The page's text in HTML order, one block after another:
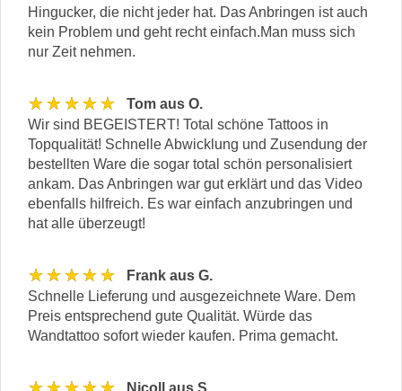
Hingucker, die nicht jeder hat. Das Anbringen ist auch
kein Problem und geht recht einfach.Man muss sich
nur Zeit nehmen.
★★★★★
Tom aus O.
Wir sind BEGEISTERT! Total schöne Tattoos in
Topqualität! Schnelle Abwicklung und Zusendung der
bestellten Ware die sogar total schön personalisiert
ankam. Das Anbringen war gut erklärt und das Video
ebenfalls hilfreich. Es war einfach anzubringen und
hat alle überzeugt!
★★★★★
Frank aus G.
Schnelle Lieferung und ausgezeichnete Ware. Dem
Preis entsprechend gute Qualität. Würde das
Wandtattoo sofort wieder kaufen. Prima gemacht.